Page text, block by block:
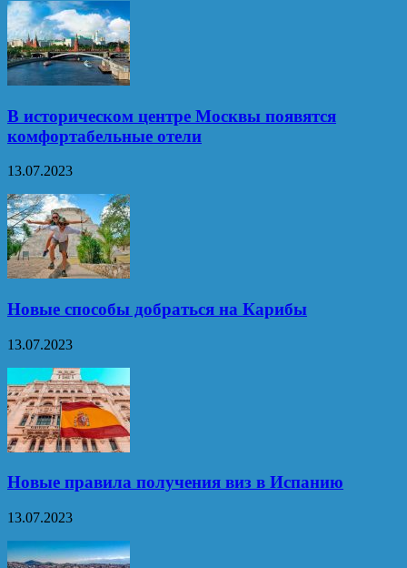
В историческом центре Москвы появятся
комфортабельные отели
13.07.2023
Новые способы добраться на Карибы
13.07.2023
Новые правила получения виз в Испанию
13.07.2023